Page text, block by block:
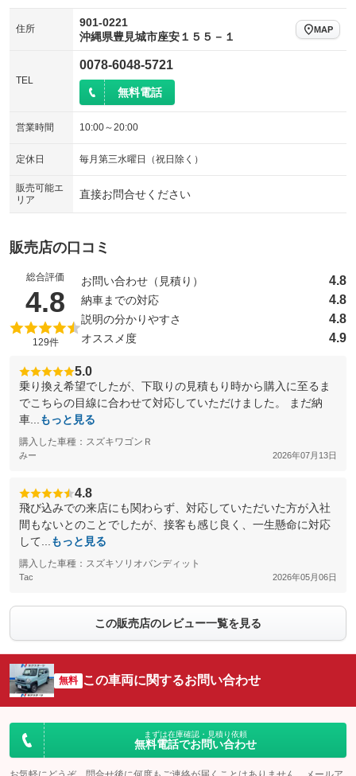
住所
901-0221
沖縄県豊見城市座安１５５－１
MAP
TEL
0078-6048-5721
無料電話
営業時間 10:00～20:00
定休日 毎月第三水曜日（祝日除く）
販売可能エ
リア
直接お問合せください
販売店の口コミ
総合評価
4.8 （5点満点中）
129件
お問い合わせ（見積り） 4.8
納車までの対応 4.8
説明の分かりやすさ 4.8
オススメ度 4.9
5.0
乗り換え希望でしたが、下取りの見積もり時から購入に至るま
でこちらの目線に合わせて対応していただけました。 まだ納
車...
もっと見る
購入した車種：スズキワゴンＲ
みー 2026年07月13日
4.8
飛び込みでの来店にも関わらず、対応していただいた方が入社
間もないとのことでしたが、接客も感じ良く、一生懸命に対応
して...
もっと見る
購入した車種：スズキソリオバンディット
Tac 2026年05月06日
この販売店のレビュー一覧を見る
無料 この車両に関するお問い合わせ
まずは在庫確認・見積り依頼
無料電話でお問い合わせ